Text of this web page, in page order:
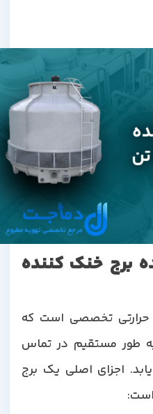
خنک کننده
تخصصی است که
مستقیم در تماس
اجزای اصلی یک برج